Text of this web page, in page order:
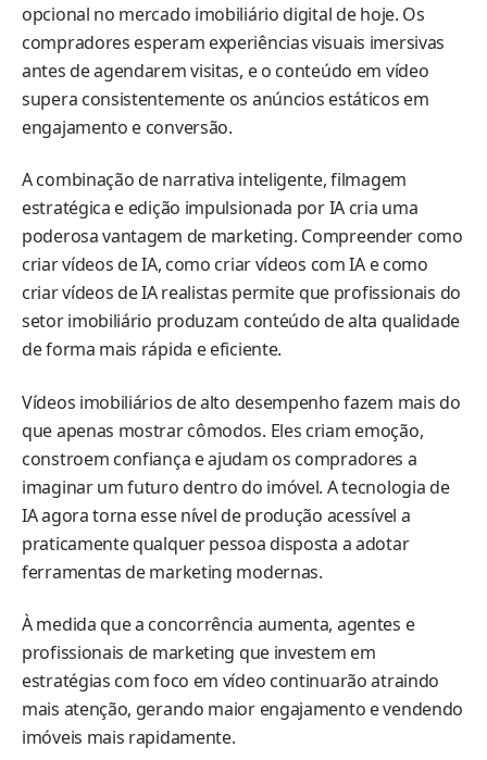
opcional no mercado imobiliário digital de hoje. Os
compradores esperam experiências visuais imersivas
antes de agendarem visitas, e o conteúdo em vídeo
supera consistentemente os anúncios estáticos em
engajamento e conversão.
A combinação de narrativa inteligente, filmagem
estratégica e edição impulsionada por IA cria uma
poderosa vantagem de marketing. Compreender como
criar vídeos de IA, como criar vídeos com IA e como
criar vídeos de IA realistas permite que profissionais do
setor imobiliário produzam conteúdo de alta qualidade
de forma mais rápida e eficiente.
Vídeos imobiliários de alto desempenho fazem mais do
que apenas mostrar cômodos. Eles criam emoção,
constroem confiança e ajudam os compradores a
imaginar um futuro dentro do imóvel. A tecnologia de
IA agora torna esse nível de produção acessível a
praticamente qualquer pessoa disposta a adotar
ferramentas de marketing modernas.
À medida que a concorrência aumenta, agentes e
profissionais de marketing que investem em
estratégias com foco em vídeo continuarão atraindo
mais atenção, gerando maior engajamento e vendendo
imóveis mais rapidamente.